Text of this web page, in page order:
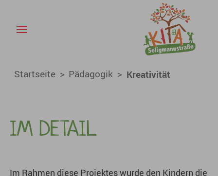
Kreativität - KiTa Baiersdorf
Startseite Pädagogik Kreativität
IM DETAIL
Im Rahmen diese Projektes wurde den Kindern die